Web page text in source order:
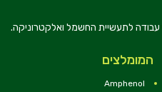
סוללות וכלי עבודה לתעשיית החשמל ואלקטרוניקה.
המומלצים
Amphenol